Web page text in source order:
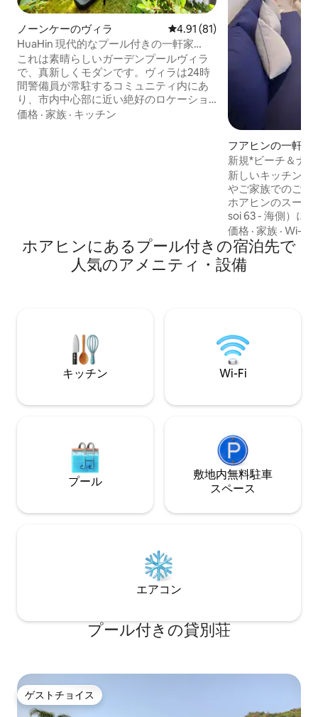
ノーンケーのヴィラ レビュー81件、5つ星中4.91つ
4.91 (81)
HuaHin 現代的なプール付きの一軒家
（450平方メートルの快適なヴィラ、市内
の絶好のロケーション、ビーチ、ショッ
ピングモール、ナイトマーケットに近
い）
これは素晴らしいガーデンプールヴィラ
で、真新しくモダンです。ヴィラは24時
間警備員が常駐するコミュニティ内にあ
り、市内中心部に近い絶好のロケーショ
ンです。 徒歩400メートル以内に711、CJ
迅速です。ヴィラは設備が充実してお
り、リビングには200度の広角の床から天
井までの超大型ドアと窓、Netflixなどが
ダンなキッチンには、美味しい料理を作
るための設備が完備されており、二重ド
アのスマート冷蔵庫は、休暇中のすべて
の食品の保管ニーズを満たすことができ
ます。3つの広々とした明るい大きな寝室
があり、そのうち2つの寝室は床から天井
れており、寝具はすべて120スレッドのサ
テン綿で、柔らかく快適で、完璧な睡眠
が取れます。また、ベビーベッド、子供
用高椅子、ステップスツール、子供用ト
イレシートなど、乳幼児連れのご家族向
けの便利な設備も多数揃っています。庭
ソル、2つのサンベッド、バーベキュー設
備、喫煙エリアが完備されており、自然
に近い庭園環境を提供します。ここでは
忘れられない素敵な休暇をお過ごしいた
だけます。皆様のお越しを心よりお待ち
しております！
価格 · 家族 · キッチン
フアヒンの一軒家
新規*ビーチ＆ナ
ールハウス、ホア
新しいキッチン！
やご家族でのご利
ホアヒンのスーパ
soi 63 - 海側）に
イトマーケット（
ケットは、ホアヒ
も有名なナイトマ
向かいにあります
使って家で食べる
す。または、設備
ンでお料理いただ
価格 ·家族 ·Wi-Fi
ホアヒンにあるプール付きの宿泊先で
人気のアメニティ・設備
キッチン Wi-Fi
プール
敷地内無料駐⁠車
ス⁠ペ⁠ー⁠ス
エアコン
プール付きの貸別荘
ゲストチョイス
ゲストチョイス